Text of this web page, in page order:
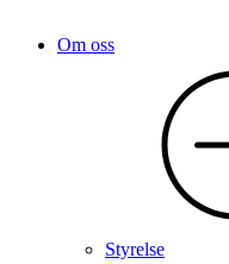
Om oss
Styrelse